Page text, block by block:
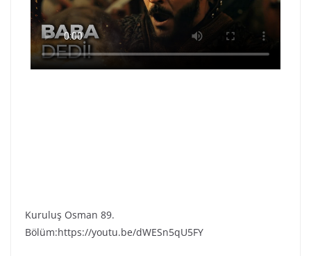
Kuruluş Osman 89.
Bölüm:https://youtu.be/dWESn5qU5FY